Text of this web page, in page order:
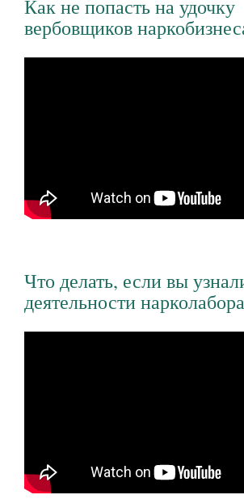
Как не попасть на удочку
вербовщиков
Что делать, если вы
деятельности